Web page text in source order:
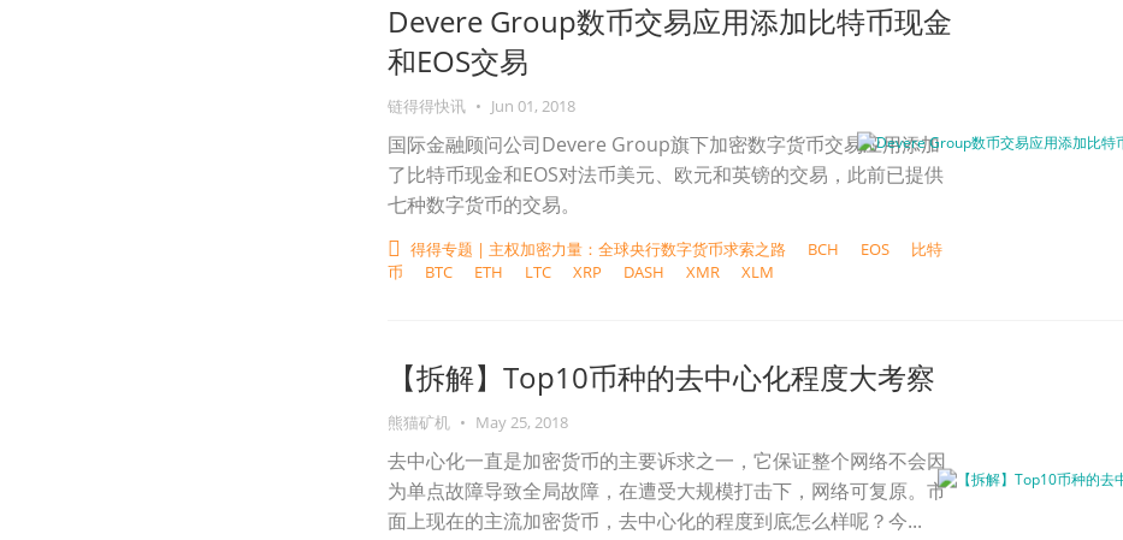
Devere Group数币交易应用添加比特币现金
和EOS交易
链得得快讯 • Jun 01, 2018
国际金融顾问公司Devere Group旗下加密数字货币交易应用添加
了比特币现金和EOS对法币美元、欧元和英镑的交易，此前已提供
七种数字货币的交易。
得得专题 | 主权加密力量：全球央行数字货币求索之路 BCH EOS
比特
币
BTC ETH LTC XRP DASH XMR XLM
【拆解】Top10币种的去中心化程度大考察
熊猫矿机 • May 25, 2018
去中心化一直是加密货币的主要诉求之一，它保证整个网络不会因
为单点故障导致全局故障，在遭受大规模打击下，网络可复原。市
面上现在的主流加密货币，去中心化的程度到底怎么样呢？今...